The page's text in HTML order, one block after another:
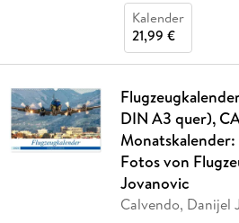
Kalender
21,99 €
DIN A3 quer),
Fotos von
Jovanovic
Calvendo, Danijel